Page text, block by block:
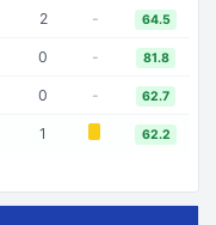
2 - 64.5
0 - 81.8
0 - 62.7
1 62.2